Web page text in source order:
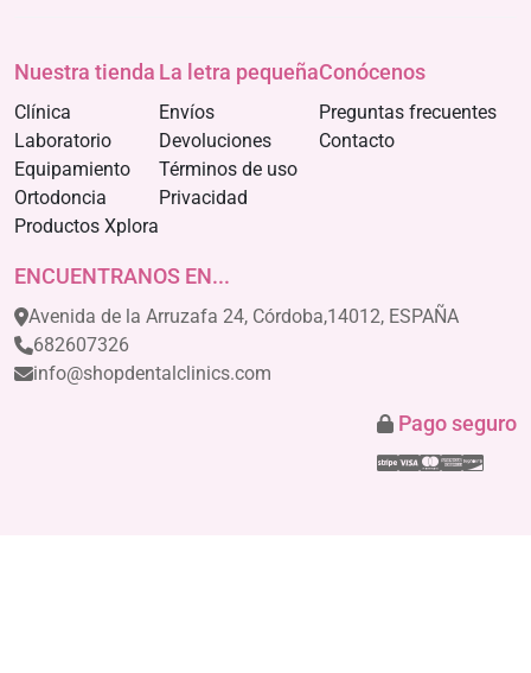
Nuestra tienda
Clínica
Laboratorio
Equipamiento
Ortodoncia
Productos Xplora
La letra pequeña
Envíos
Devoluciones
Términos de uso
Privacidad
Conócenos
Preguntas frecuentes
Contacto
ENCUENTRANOS EN...
Avenida de la Arruzafa 24, Córdoba,14012, ESPAÑA
682607326
info@shopdentalclinics.com
Pago seguro
Stripe
Visa